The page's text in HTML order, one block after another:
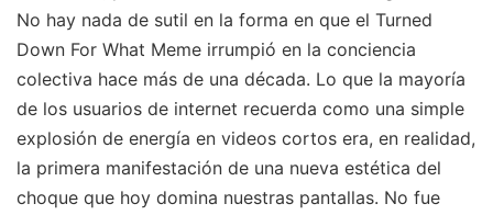
No hay nada de sutil en la forma en que el Turned
Down For What Meme irrumpió en la conciencia
colectiva hace más de una década. Lo que la mayoría
de los usuarios de internet recuerda como una simple
explosión de energía en videos cortos era, en realidad,
la primera manifestación de una nueva estética del
choque que hoy domina nuestras pantallas. No fue